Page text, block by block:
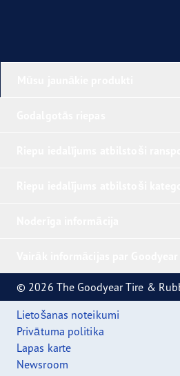
© 2026 The Goodyear Tire &
Lietošanas noteikumi
Privātuma politika
Lapas karte
Newsroom